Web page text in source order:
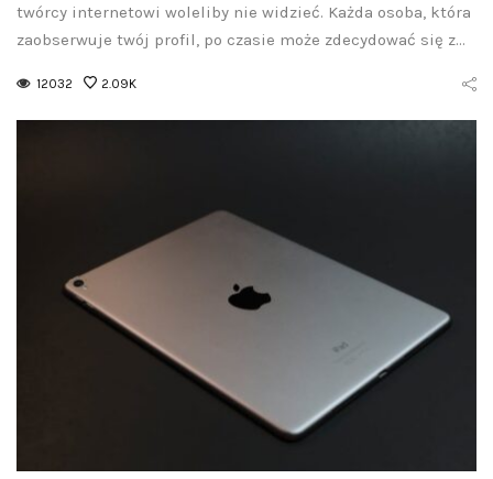
twórcy internetowi woleliby nie widzieć. Każda osoba, która
zaobserwuje twój profil, po czasie może zdecydować się z…
12032 2.09K